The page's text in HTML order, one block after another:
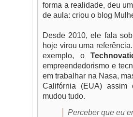
forma a realidade, deu
de aula: criou o blog
Desde 2010, ele fala
hoje virou uma
exemplo, o
empreendedorismo e
em trabalhar na Nasa,
Califórnia (EUA)
mudou tudo.
Perceber que eu